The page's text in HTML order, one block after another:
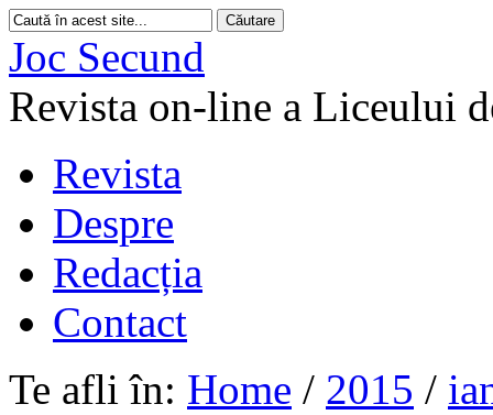
Joc Secund
Revista on-line a Liceului
Revista
Despre
Redacția
Contact
Te afli în: Home / 2015 /